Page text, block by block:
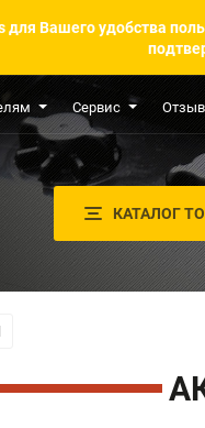
Вашего удобства
Сервис
КАТАЛОГ